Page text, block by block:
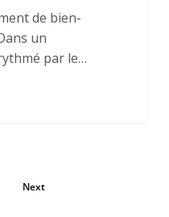
de bien-
un
par le…
Next